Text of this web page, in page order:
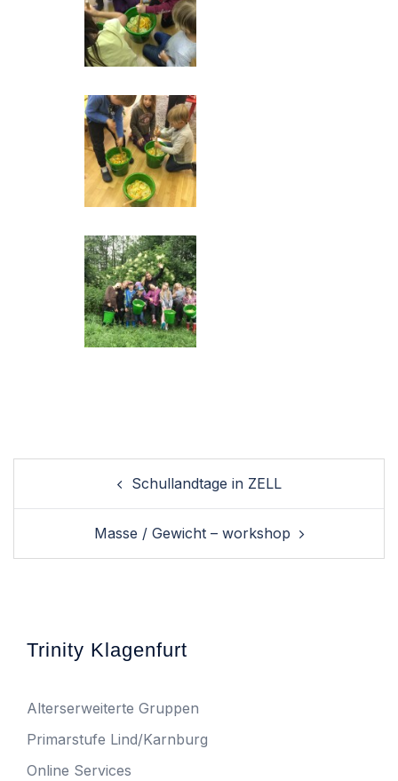
Schullandtage in ZELL
Masse / Gewicht – workshop
Trinity Klagenfurt
Alterserweiterte Gruppen
Primarstufe Lind/Karnburg
Online Services